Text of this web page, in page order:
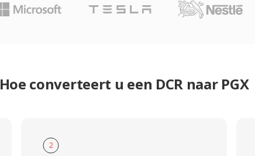
Hoe converteert u een DCR naar PGX
2